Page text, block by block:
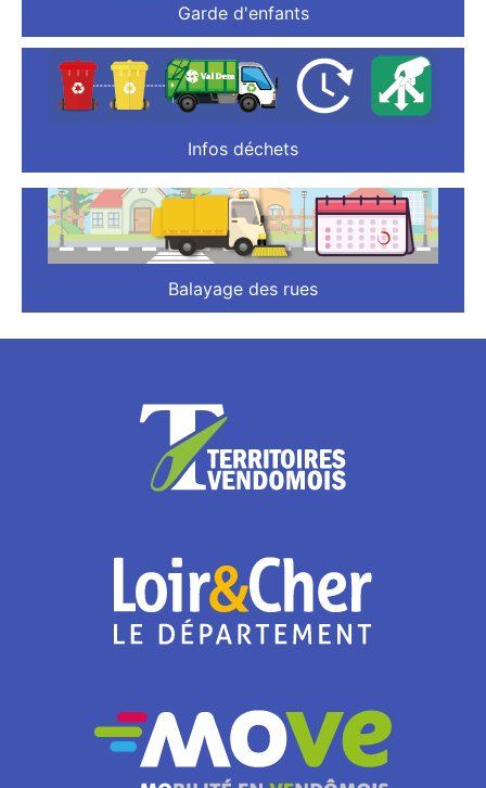
Garde d'enfants
Infos déchets
Balayage des rues